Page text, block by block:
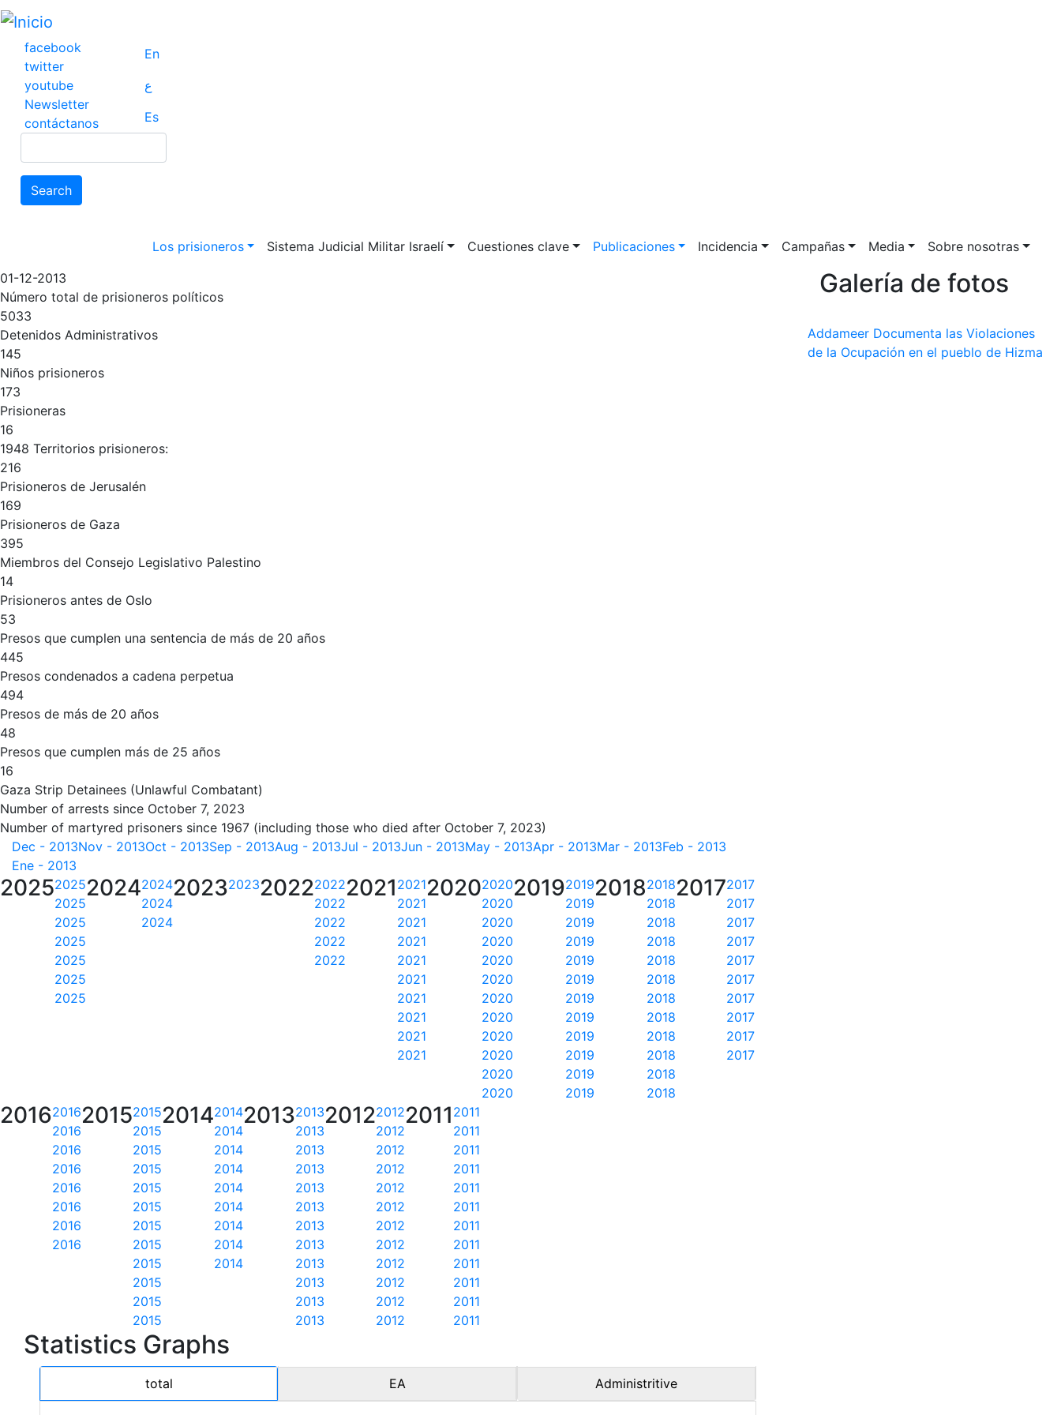
Pasar
contenido
principal
facebook
twitter
youtube
Newsletter
contáctanos
En
ع
Es
Search
Main navigation
Los prisioneros Sistema Judicial Militar Israelí Cuestiones clave Publicaciones Incidencia Campañas Media
Sobre nosotras
01-12-2013
Número total de prisioneros políticos
5033
Detenidos Administrativos
145
Niños prisioneros
173
Prisioneras
16
1948 Territorios prisioneros:
216
Prisioneros de Jerusalén
169
Prisioneros de Gaza
395
Miembros del Consejo Legislativo Palestino
14
Prisioneros antes de Oslo
53
Presos que cumplen una sentencia de más de 20 años
445
Presos condenados a cadena perpetua
494
Presos de más de 20 años
48
Presos que cumplen más de 25 años
16
Gaza Strip Detainees (Unlawful Combatant)
Number of arrests since October 7, 2023
Number of martyred prisoners since 1967 (including those who died after October 7, 2023)
Dec - 2013Nov - 2013Oct - 2013Sep - 2013Aug - 2013Jul - 2013Jun - 2013May - 2013Apr - 2013Mar - 2013Feb - 2013
Ene - 2013
20252025
2025
2025
2025
2025
2025
2025
20242024
2024
2024
2023202320222022
2022
2022
2022
2022
2021 2021
2021
2021
2021
2021
2021
2021
2021
2021
2021
20202020
2020
2020
2020
2020
2020
2020
2020
2020
2020
2020
2020
20192019
2019
2019
2019
2019
2019
2019
2019
2019
2019
2019
2019
20182018
2018
2018
2018
2018
2018
2018
2018
2018
2018
2018
2018
20172017
2017
2017
2017
2017
2017
2017
2017
2017
2017
20162016
2016
2016
2016
2016
2016
2016
2016
20152015
2015
2015
2015
2015
2015
2015
2015
2015
2015
2015
2015
20142014
2014
2014
2014
2014
2014
2014
2014
2014
20132013
2013
2013
2013
2013
2013
2013
2013
2013
2013
2013
2013
20122012
2012
2012
2012
2012
2012
2012
2012
2012
2012
2012
2012
2011 2011
2011
2011
2011
2011
2011
2011
2011
2011
2011
2011
2011
Statistics Graphs
total EA Administritive
Galería de fotos
Addameer Documenta las Violaciones
de la Ocupación en el pueblo de Hizma